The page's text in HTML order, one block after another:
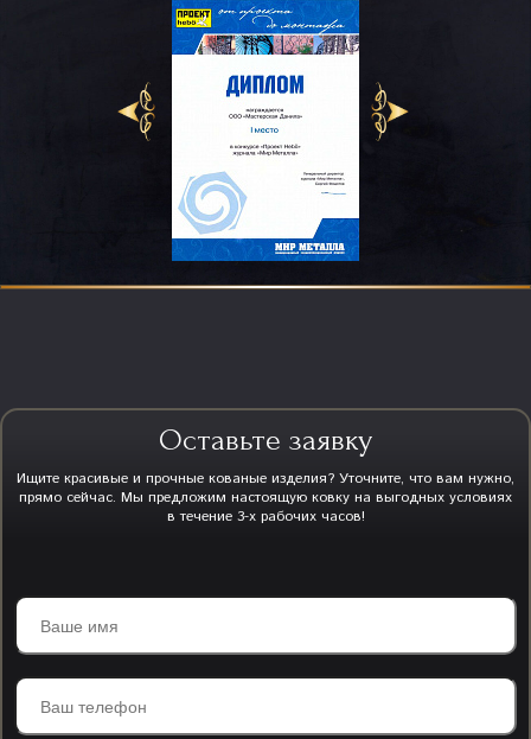
Оставьте заявку
Ищите красивые и прочные кованые изделия? Уточните, что вам нужно,
прямо сейчас. Мы предложим настоящую ковку на выгодных условиях
в течение 3-х рабочих часов!